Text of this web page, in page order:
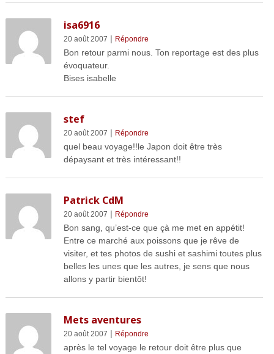
isa6916
20 août 2007 | Répondre
Bon retour parmi nous. Ton reportage est des plus
évoquateur.
Bises isabelle
stef
20 août 2007 | Répondre
quel beau voyage!!le Japon doit être très
dépaysant et très intéressant!!
Patrick CdM
20 août 2007 | Répondre
Bon sang, qu’est-ce que çà me met en appétit!
Entre ce marché aux poissons que je rêve de
visiter, et tes photos de sushi et sashimi toutes plus
belles les unes que les autres, je sens que nous
allons y partir bientôt!
Mets aventures
20 août 2007 | Répondre
après le tel voyage le retour doit être plus que